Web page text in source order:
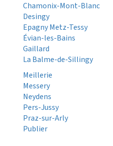
Chamonix-Mont-Blanc
Desingy
Epagny Metz-Tessy
Évian-les-Bains
Gaillard
La Balme-de-Sillingy
Meillerie
Messery
Neydens
Pers-Jussy
Praz-sur-Arly
Publier